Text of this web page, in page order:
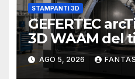
STAMPANTI 3D
GEFERTEC
3D WAAM del
camera inerte
AGO 5, 2026